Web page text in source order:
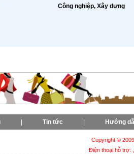
Công nghiệp, Xây dựng
Tin tức Hướng
Copyright ©
Điện thoại hỗ trợ: